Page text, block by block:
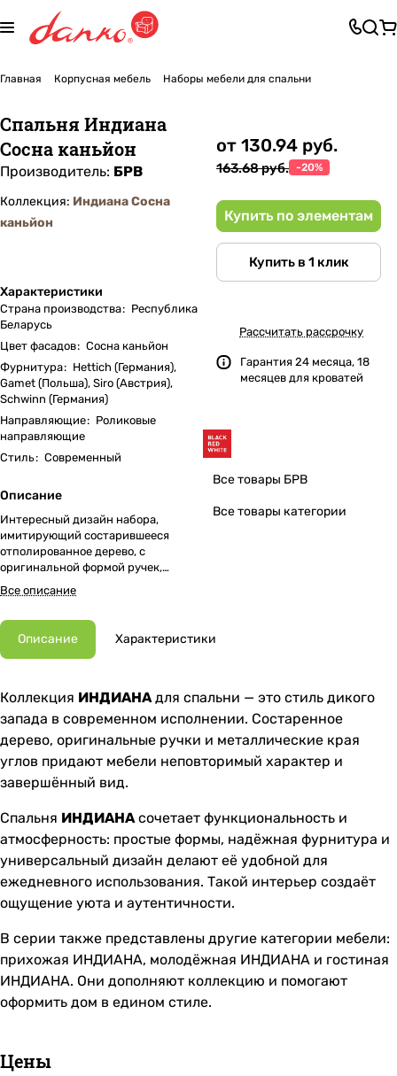
Главная Корпусная мебель Наборы мебели для спальни
Спальня Индиана
Сосна каньйон
Производитель: БРВ
Коллекция: Индиана Сосна
каньйон
Характеристики
Страна производства: Республика
Беларусь
Цвет фасадов: Сосна каньйон
Фурнитура: Hettich (Германия),
Gamet (Польша), Siro (Австрия),
Schwinn (Германия)
Направляющие: Роликовые
направляющие
Стиль: Современный
Описание
Интересный дизайн набора,
имитирующий состарившееся
отполированное дерево, с
оригинальной формой ручек,
придающий неповторимый
характер.
Все описание
от 130.94 руб.
163.68 руб. -20%
Купить по элементам
Купить в 1 клик
Рассчитать рассрочку
Гарантия 24 месяца, 18
месяцев для кроватей
Все товары БРВ
Все товары категории
Описание Характеристики
Коллекция ИНДИАНАдля спальни — это стиль дикого
запада в современном исполнении. Состаренное
дерево, оригинальные ручки и металлические края
углов придают мебели неповторимый характер и
завершённый вид.
Спальня ИНДИАНАсочетает функциональность и
атмосферность: простые формы, надёжная фурнитура и
универсальный дизайн делают её удобной для
ежедневного использования. Такой интерьер создаёт
ощущение уюта и аутентичности.
В серии также представлены другие категории мебели:
прихожая ИНДИАНА, молодёжная ИНДИАНА и гостиная
ИНДИАНА. Они дополняют коллекцию и помогают
оформить дом в едином стиле.
Цены